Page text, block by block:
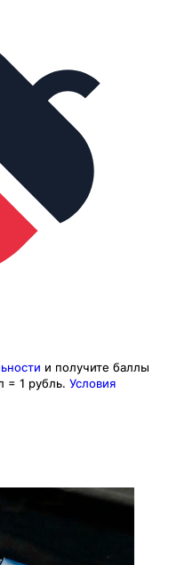
и получите баллы
= 1 рубль. Условия